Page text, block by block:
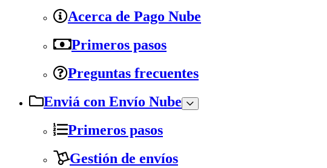
Acerca de Pago Nube
Primeros pasos
Preguntas frecuentes
Enviá con Envío Nube
Primeros pasos
Gestión de envíos